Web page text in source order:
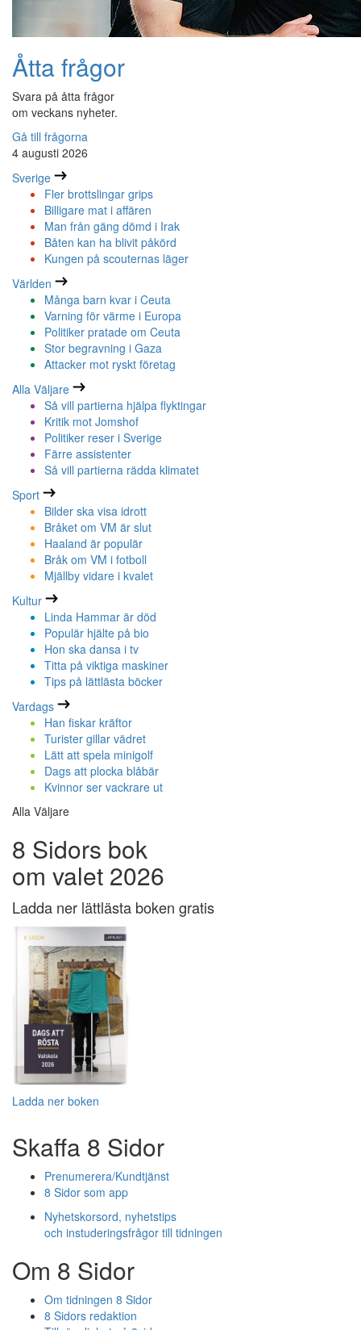
Åtta frågor
Svara på åtta frågor
om veckans nyheter.
Gå till frågorna
4 augusti 2026
Sverige
Fler brottslingar grips
Billigare mat i affären
Man från gäng dömd i Irak
Båten kan ha blivit påkörd
Kungen på scouternas läger
Världen
Många barn kvar i Ceuta
Varning för värme i Europa
Politiker pratade om Ceuta
Stor begravning i Gaza
Attacker mot ryskt företag
Alla Väljare
Så vill partierna hjälpa flyktingar
Kritik mot Jomshof
Politiker reser i Sverige
Färre assistenter
Så vill partierna rädda klimatet
Sport
Bilder ska visa idrott
Bråket om VM är slut
Haaland är populär
Bråk om VM i fotboll
Mjällby vidare i kvalet
Kultur
Linda Hammar är död
Populär hjälte på bio
Hon ska dansa i tv
Titta på viktiga maskiner
Tips på lättlästa böcker
Vardags
Han fiskar kräftor
Turister gillar vädret
Lätt att spela minigolf
Dags att plocka blåbär
Kvinnor ser vackrare ut
Alla Väljare
8 Sidors bok
om valet 2026
Ladda ner lättlästa boken gratis
Ladda ner boken
Skaffa 8 Sidor
Prenumerera/Kundtjänst
8 Sidor som app
Nyhetskorsord, nyhetstips
och instuderingsfrågor till tidningen
Om 8 Sidor
Om tidningen 8 Sidor
8 Sidors redaktion